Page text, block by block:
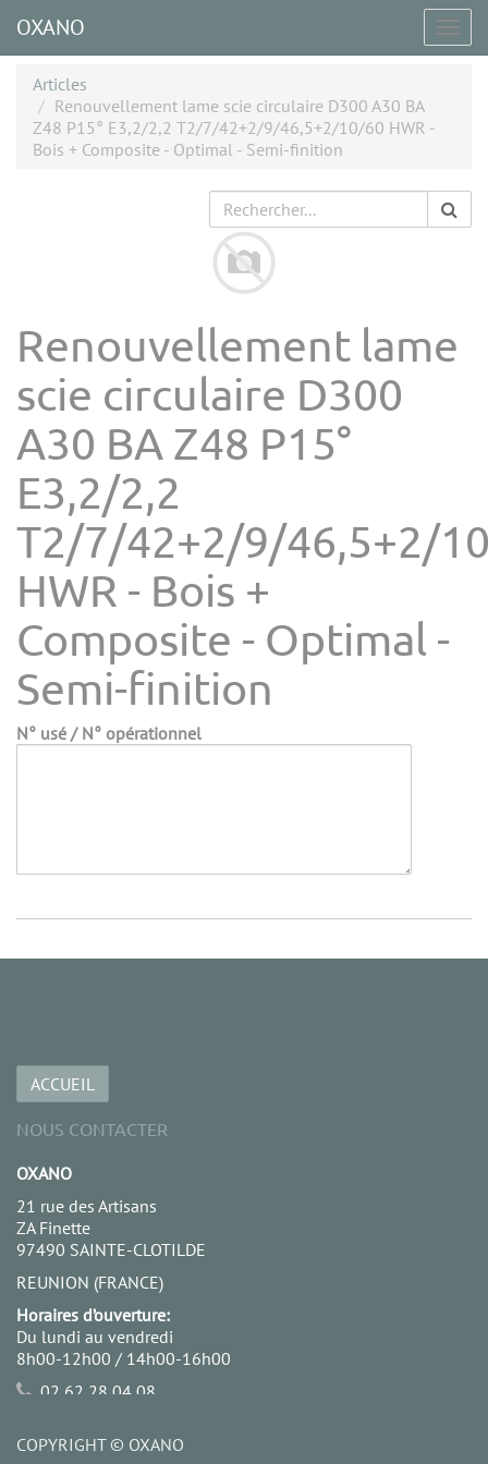
OXANO
Articles
Renouvellement lame scie circulaire D300 A30 BA
Z48 P15° E3,2/2,2 T2/7/42+2/9/46,5+2/10/60 HWR -
Bois + Composite - Optimal - Semi-finition
Renouvellement lame
scie circulaire D300
A30 BA Z48 P15°
E3,2/2,2
T2/7/42+2/9/46,5+2/
HWR - Bois +
Composite - Optimal -
Semi-finition
N° usé / N° opérationnel
ACCUEIL
NOUS CONTACTER
OXANO
21 rue des Artisans
ZA Finette
97490 SAINTE-CLOTILDE
REUNION (FRANCE)
Horaires d’ouverture:
Du lundi au vendredi
8h00-12h00 / 14h00-16h00
02 62 28 04 08
contact@oxano.re
COPYRIGHT © OXANO